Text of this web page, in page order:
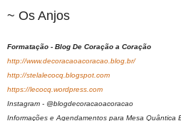
~ Os Anjos
Formatação - Blog De Coração a Coração
http://www.decoracaoacoracao.blog.br/
http://stelalecocq.blogspot.com
https://lecocq.wordpress.com
Instagram - @blogdecoracaoacoracao
Informações e Agendamentos para Mesa Quântica